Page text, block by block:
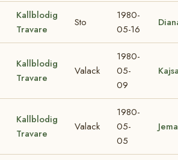
Kallblodig
Travare
Sto
1980-
05-16
Kallblodig
Travare
Valack
1980-
05-
09
Kallblodig
Travare
Valack
1980-
05-
05